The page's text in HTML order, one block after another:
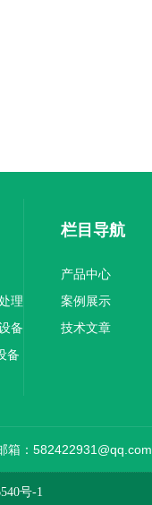
理
备
备
栏目导航
产品中心
案例展示
技术文章
箱：582422931@qq.com
号-1